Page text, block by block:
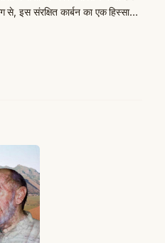
इस संरक्षित कार्बन का एक हिस्सा…